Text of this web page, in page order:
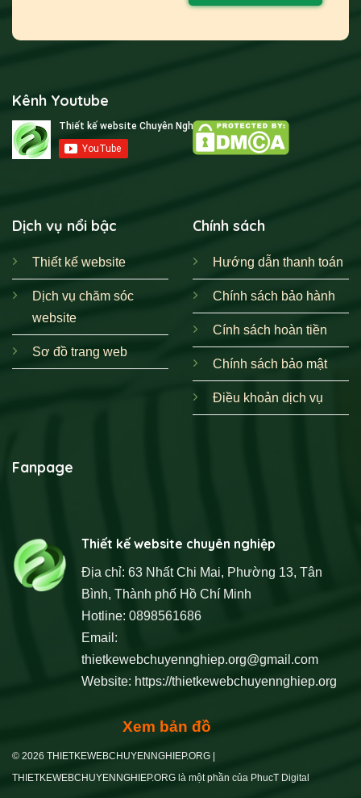
Kênh Youtube
Dịch vụ nổi bậc
Thiết kế website
Dịch vụ chăm sóc
website
Sơ đồ trang web
Chính sách
Hướng dẫn thanh toán
Chính sách bảo hành
Cính sách hoàn tiền
Chính sách bảo mật
Điều khoản dịch vụ
Fanpage
Thiết kế website chuyên nghiệp
Địa chỉ: 63 Nhất Chi Mai, Phường 13, Tân
Bình, Thành phố Hồ Chí Minh
Hotline: 0898561686
Email:
thietkewebchuyennghiep.org@gmail.com
Website: https://thietkewebchuyennghiep.org
Xem bản đồ
© 2026 THIETKEWEBCHUYENNGHIEP.ORG |
THIETKEWEBCHUYENNGHIEP.ORG là một phần của PhucT Digital